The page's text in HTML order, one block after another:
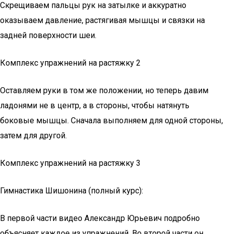
Скрещиваем пальцы рук на затылке и аккуратно
оказываем давление, растягивая мышцы и связки на
задней поверхности шеи.
Комплекс упражнений на растяжку 2
Оставляем руки в том же положении, но теперь давим
ладонями не в центр, а в стороны, чтобы натянуть
боковые мышцы. Сначала выполняем для одной стороны,
затем для другой.
Комплекс упражнений на растяжку 3
Гимнастика Шишонина (полный курс):
В первой части видео Александр Юрьевич подробно